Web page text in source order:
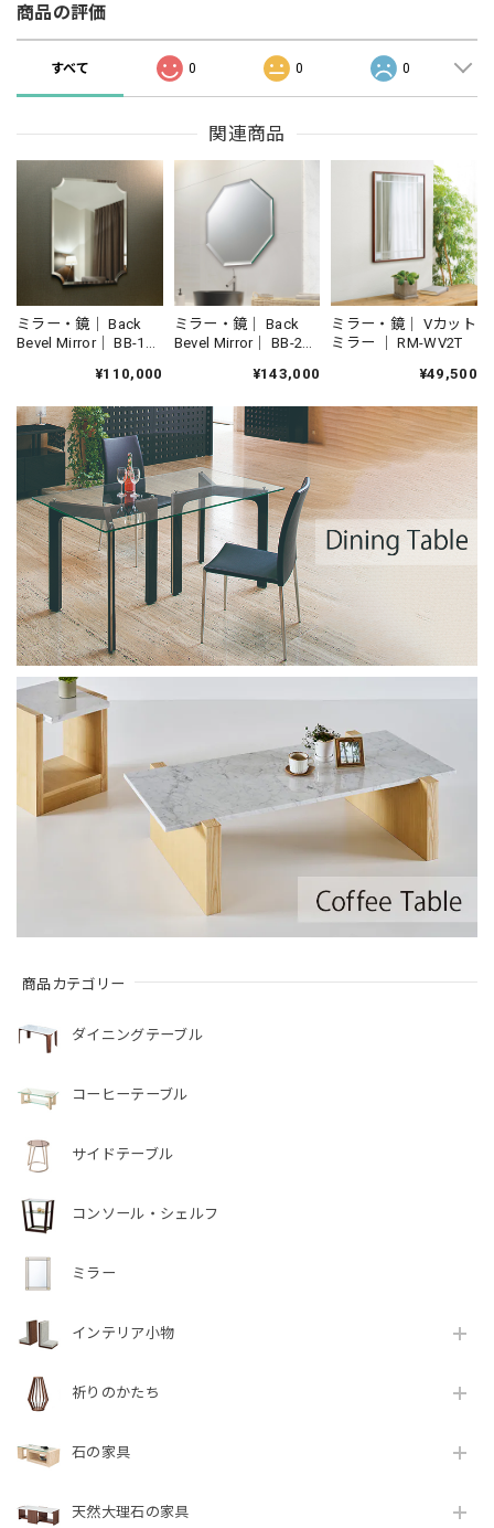
商品カテゴリー
ダイニングテーブル
コーヒーテーブル
サイドテーブル
コンソール・シェルフ
ミラー
インテリア小物
祈りのかたち
石の家具
天然大理石の家具
商品の評価
すべて 0 0 0
関連商品
ミラー・鏡｜ Back
Bevel Mirror｜ BB-1
¥110,000
ミラー・鏡｜ Back
Bevel Mirror｜ BB-2
¥143,000
ミラー・鏡｜ Vカット
ミラー ｜ RM-WV2T
¥49,500